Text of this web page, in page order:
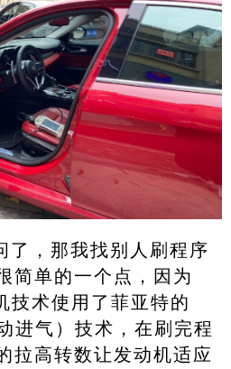
了，那我找别人刷程序
简单的一个点，因为
术使用了菲亚特的
气）技术，在刷完程
拉高转数让发动机适应